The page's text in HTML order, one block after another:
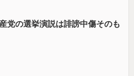
党の選挙演説は誹謗中傷そのも